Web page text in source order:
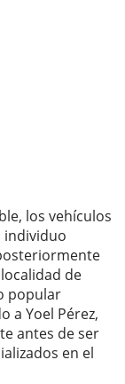
los vehículos
individuo
de
popular
a Yoel Pérez,
antes de ser
en el